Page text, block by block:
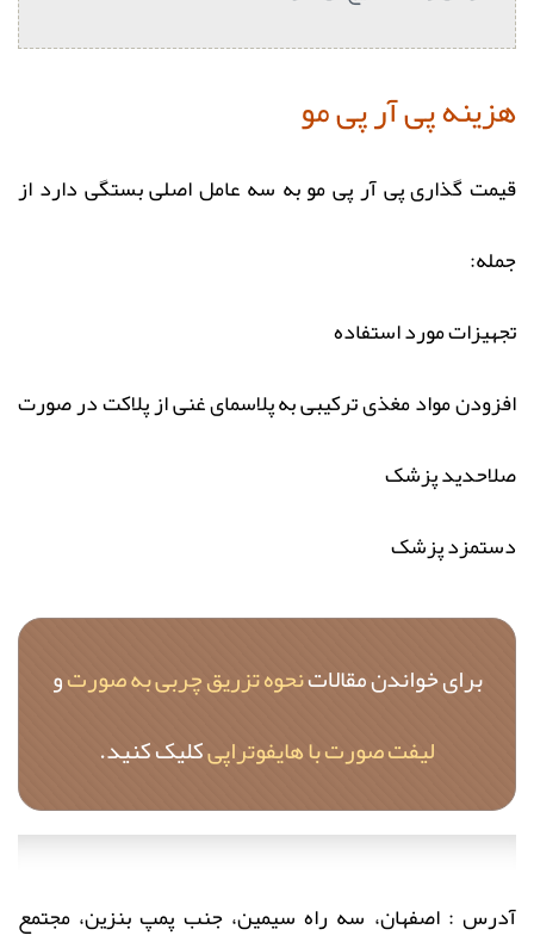
هزینه پی آر پی مو
قیمت گذاری پی آر پی مو به سه عامل اصلی بستگی دارد از
جمله:
تجهیزات مورد استفاده
افزودن مواد مغذی ترکیبی به پلاسمای غنی از پلاکت در صورت
صلاحدید پزشک
دستمزد پزشک
برای خواندن مقالاتنحوه تزریق چربی به صورتو
لیفت صورت با هایفوتراپیکلیک کنید.
آدرس : اصفهان، سه راه سیمین، جنب پمپ بنزین، مجتمع